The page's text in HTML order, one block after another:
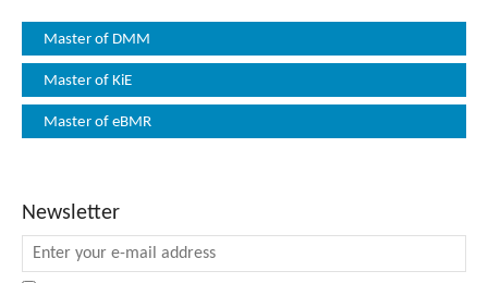
Master of DMM
Master of KiE
Master of eBMR
Newsletter